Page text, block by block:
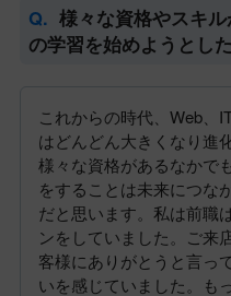
様々な資格やスキ
の学習を始めようとし
これからの時代、Web、
はどんどん大きくなり進
様々な資格があるなかで
をすることは未来につな
だと思います。私は前職
ンをしていました。ご来
客様にありがとうと言っ
いを感じていました。も